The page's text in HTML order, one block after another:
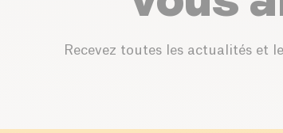
Recevez toutes les actualités et